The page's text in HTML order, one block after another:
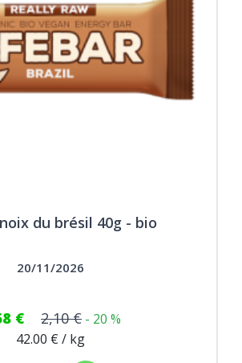
du brésil 40g - bio
20/11/2026
€ 2,10 € - 20 %
42.00 € / kg